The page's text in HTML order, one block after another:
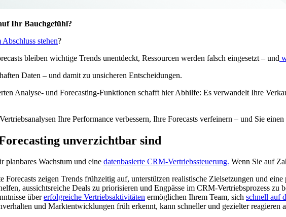
Ihr Bauchgefühl?
stehen?
bleiben wichtige Trends unentdeckt, Ressourcen werden falsch eingesetzt – und
Daten – und damit zu unsicheren Entscheidungen.
Analyse- und Forecasting-Funktionen schafft hier Abhilfe: Es verwandelt Ihre
Ihre Performance verbessern, Ihre Forecasts verfeinern – und Sie
unverzichtbar sind
planbares Wachstum und eine datenbasierte CRM-Vertriebssteuerung. Wenn Sie auf
Forecasts zeigen Trends frühzeitig auf, unterstützen realistische Zielsetzungen und
aussichtsreiche Deals zu priorisieren und Engpässe im CRM-Vertriebsprozess zu
übererfolgreiche Vertriebsaktivitäten ermöglichen Ihrem Team, sich schnell auf
und Marktentwicklungen früh erkennt, kann schneller und gezielter reagieren